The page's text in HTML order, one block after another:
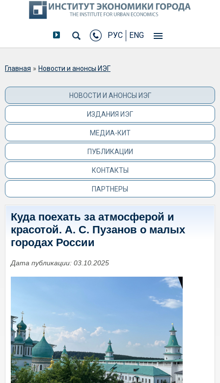
РУС ENG
Вы здесь
Главная » Новости и анонсы ИЭГ
НОВОСТИ И АНОНСЫ ИЭГ
ИЗДАНИЯ ИЭГ
МЕДИА-КИТ
ПУБЛИКАЦИИ
КОНТАКТЫ
ПАРТНЕРЫ
Куда поехать за атмосферой и
красотой. А. С. Пузанов о малых
городах России
Дата публикации: 03.10.2025